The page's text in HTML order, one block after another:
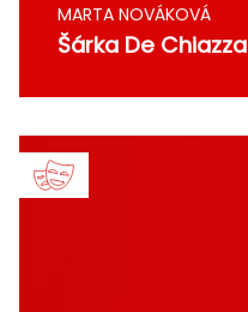
MARTA NOVÁKOVÁ
Šárka De Chiazza